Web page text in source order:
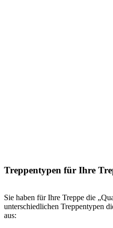
Treppentypen für Ihre
Sie haben für Ihre Treppe die
unterschiedlichen Treppentypen
aus: